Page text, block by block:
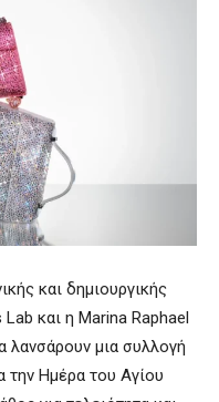
και δημιουργικής
και η Marina Raphael
λανσάρουν μια συλλογή
την Ημέρα του Αγίου